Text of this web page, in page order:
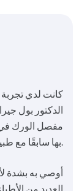
كانت لدي
الدكتور بول
مفصل الورك في
بها سابقًا مع طبيب آخر.
أوصي به بشدة
العديد من